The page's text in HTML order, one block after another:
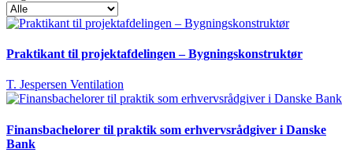
Praktikant til projektafdelingen – Bygningskonstruktør
T. Jespersen Ventilation
Finansbachelorer til praktik som erhvervsrådgiver i Danske
Bank